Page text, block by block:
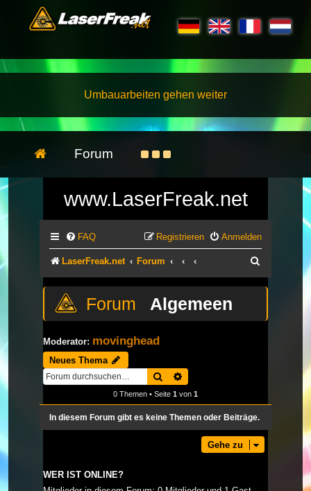
Umbauarbeiten gehen weiter
Forum
www.LaserFreak.net
FAQ Anmelden
Registrieren
LaserFreak.net Forum
Algemeen
Moderator: movinghead
Neues Thema
Suche
0 Themen • Seite 1 von 1
In diesem Forum gibt es keine Themen oder Beiträge.
Gehe zu
WER IST ONLINE?